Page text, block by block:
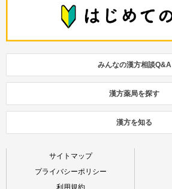
みんなの漢方相談Q&A
漢方薬局を探す
漢方を知る
サイトマップ
プライバシーポリシー